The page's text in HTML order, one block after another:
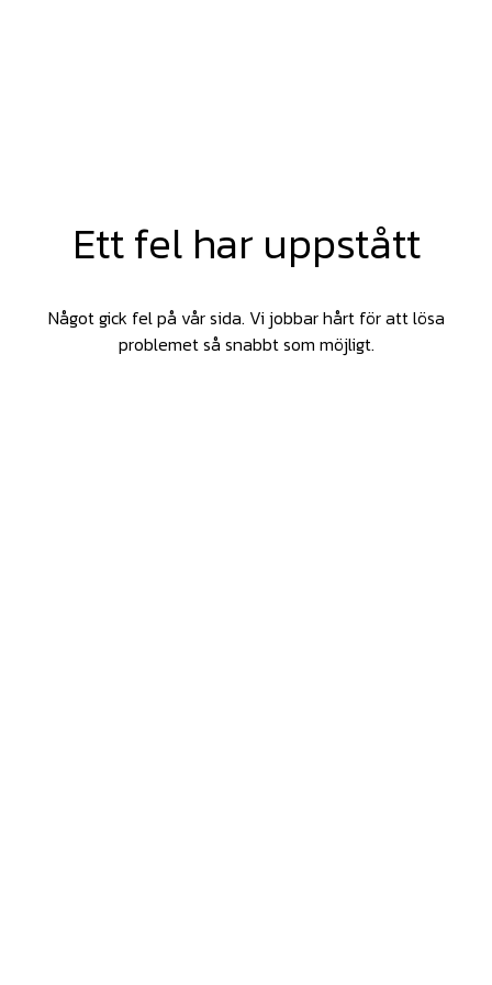
Ett fel har uppstått
Något gick fel på vår sida. Vi jobbar hårt för att lösa
problemet så snabbt som möjligt.